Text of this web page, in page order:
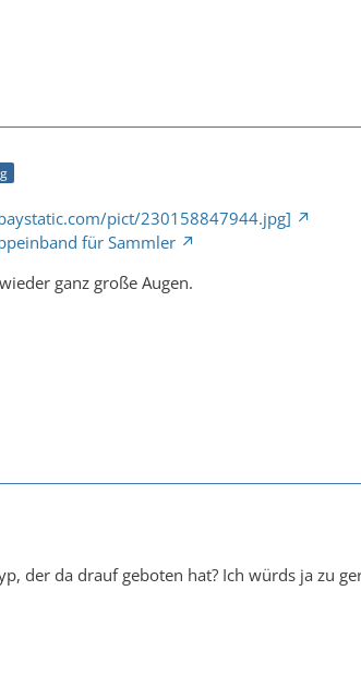
pict/230158847944.jpg]
für Sammler
ganz große Augen.
der da drauf geboten hat? Ich würds ja zu